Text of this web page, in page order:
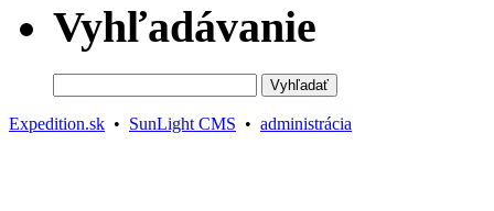
Vyhľadávanie
Expedition.sk • SunLight CMS • administrácia